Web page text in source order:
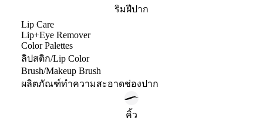
ริมฝีปาก
Lip Care
Lip+Eye Remover
Color Palettes
ลิปสติก/Lip Color
Brush/Makeup Brush
ผลิตภัณฑ์ทำความสะอาดช่องปาก
คิ้ว